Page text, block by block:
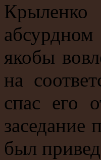
якобы
на
спас его
заседание
был